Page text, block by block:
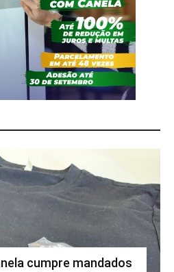
cumpre mandados